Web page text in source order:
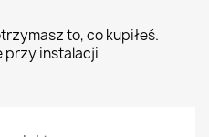
to, co kupiłeś.
przy instalacji